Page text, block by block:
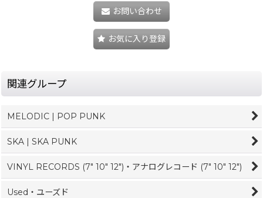
お問い合わせ
お気に入り登録
関連グループ
MELODIC | POP PUNK
SKA | SKA PUNK
VINYL RECORDS (7" 10" 12")・アナログレコード (7" 10" 12")
Used・ユーズド